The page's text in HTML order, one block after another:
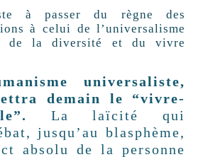
à passer du règne des
à celui de l’universalisme
de la diversité et du vivre
universaliste,
demain le “vivre-
La laïcité qui
jusqu’au blasphème,
absolu de la personne